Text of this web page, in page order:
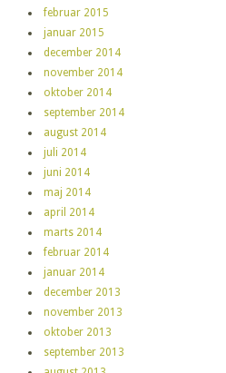
februar 2015
januar 2015
december 2014
november 2014
oktober 2014
september 2014
august 2014
juli 2014
juni 2014
maj 2014
april 2014
marts 2014
februar 2014
januar 2014
december 2013
november 2013
oktober 2013
september 2013